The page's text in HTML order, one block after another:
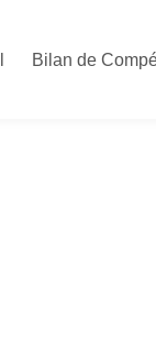
Bilan de